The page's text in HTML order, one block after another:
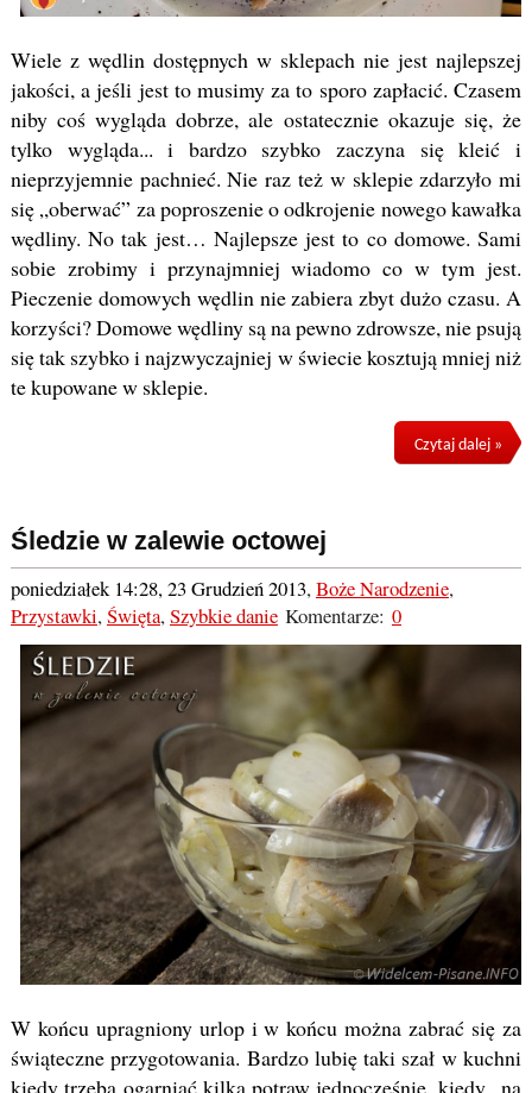
Wiele z wędlin dostępnych w sklepach nie jest najlepszej
jakości, a jeśli jest to musimy za to sporo zapłacić. Czasem
niby coś wygląda dobrze, ale ostatecznie okazuje się, że
tylko wygląda... i bardzo szybko zaczyna się kleić i
nieprzyjemnie pachnieć. Nie raz też w sklepie zdarzyło mi
się „oberwać” za poproszenie o odkrojenie nowego kawałka
wędliny. No tak jest… Najlepsze jest to co domowe. Sami
sobie zrobimy i przynajmniej wiadomo co w tym jest.
Pieczenie domowych wędlin nie zabiera zbyt dużo czasu. A
korzyści? Domowe wędliny są na pewno zdrowsze, nie psują
się tak szybko i najzwyczajniej w świecie kosztują mniej niż
te kupowane w sklepie.
Czytaj dalej »
Śledzie w zalewie octowej
poniedziałek 14:28, 23 Grudzień 2013, Boże Narodzenie,
Przystawki, Święta, Szybkie danieKomentarze: 0
W końcu upragniony urlop i w końcu można zabrać się za
świąteczne przygotowania. Bardzo lubię taki szał w kuchni